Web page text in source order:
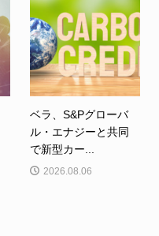
ベラ、S&Pグローバ
ル・エナジーと共同
で新型カー...
2026.08.06